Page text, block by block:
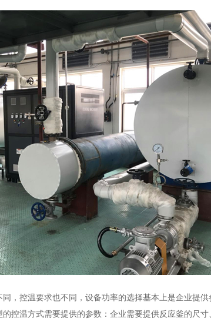
，控温要求也不同，设备功率的选择基本上是企业提
控温方式需要提供的参数：企业需要提供反应釜的尺